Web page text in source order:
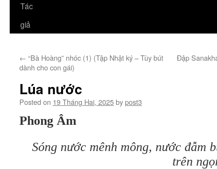
Tác
giả
← “Bà Hoàng” nhóc (1) (Tập Nhật ký – Tùy bút
dành cho con gái)
Đập
Lúa nước
Posted on 19 Tháng Hai, 2025bypost3
Phong Âm
Sóng nước mênh mông, nước đẫm
trên